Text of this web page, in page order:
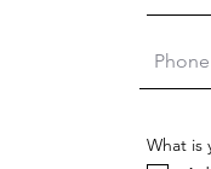
What is